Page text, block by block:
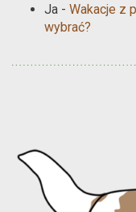
Ja - Wakacje z
wybrać?